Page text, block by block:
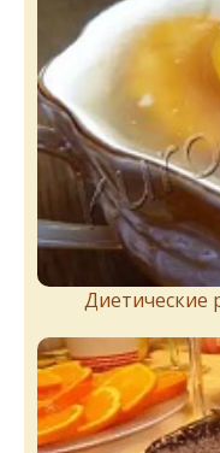
Диетические